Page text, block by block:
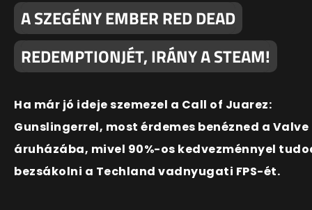
A SZEGÉNY EMBER RED DEAD
REDEMPTIONJÉT, IRÁNY A STEAM!
Ha már jó ideje szemezel a Call of Juarez:
Gunslingerrel, most érdemes benézned a Valve
áruházába, mivel 90%-os kedvezménnyel
bezsákolni a Techland vadnyugati FPS-ét.